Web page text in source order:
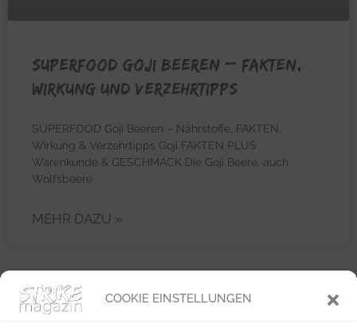
COOKIE EINSTELLUNGEN
SUPERFOOD GOJI BEEREN – Fakten,
Wirkung und Verzehrtipps
SUPERFOOD Goji Beeren – Nährstoffe, FAKTEN,
Wirkung & Verzehrtipps Goji FAKTEN PLUS
Warenkunde & GESCHMACK Die Goji Beere, auch
Wolfsbeere
MEHR DAZU »